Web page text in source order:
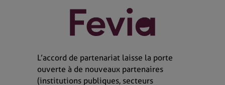
L’accord de partenariat laisse la porte
ouverte à de nouveaux partenaires
(institutions publiques, secteurs